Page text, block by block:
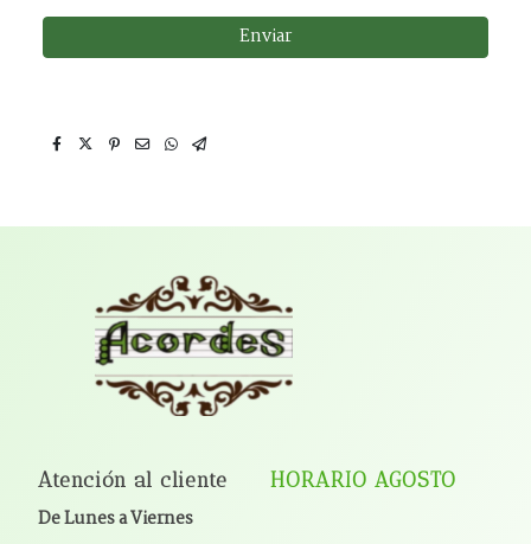
Enviar
Atención al cliente HORARIO AGOSTO
De Lunes a Viernes